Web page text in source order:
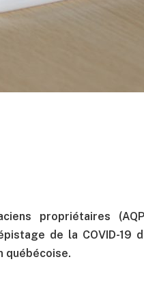
propriétaires
de la COVID-19
québécoise.